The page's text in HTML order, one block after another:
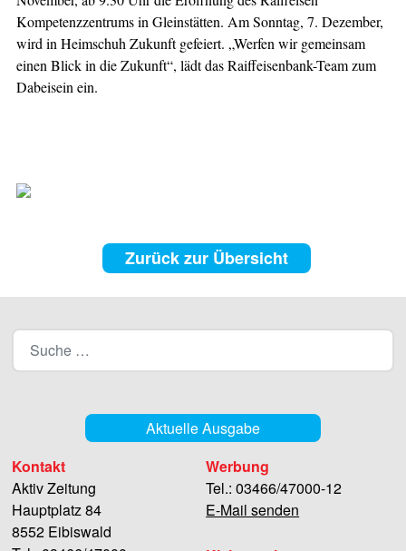
Kompetenzzentrums in Gleinstätten. Am Sonntag, 7. Dezember,
wird in Heimschuh Zukunft gefeiert. „Werfen wir gemeinsam
einen Blick in die Zukunft“, lädt das Raiffeisenbank-Team zum
Dabeisein ein.
Zurück zur Übersicht
Aktuelle Ausgabe
Kontakt
Aktiv Zeitung
Hauptplatz 84
8552 Eibiswald
Werbung
Tel.: 03466/47000-12
E-Mail senden